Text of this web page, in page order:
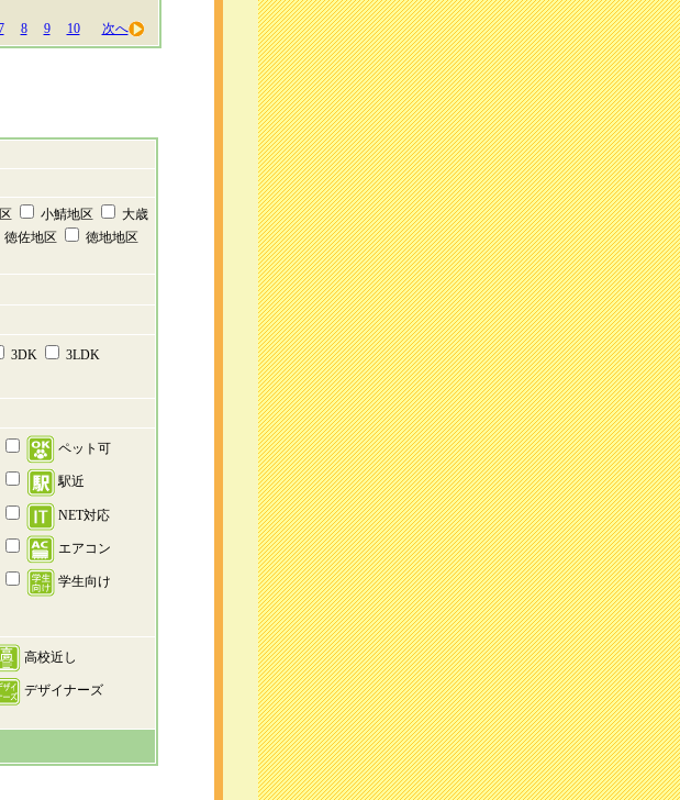
8 9 10 次へ
小鯖地区
大歳
徳佐地区
徳地地区
3DK
3LDK
ペット可
駅近
NET対応
エアコン
学生向け
高校近し
デザイナーズ